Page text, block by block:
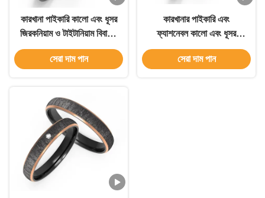
কারখানা পাইকারি কালো এবং ধূসর
জিরকনিয়াম ও টাইটানিয়াম বিবাহের
আংটি এবং পুরুষের গয়না বিবর্ণতা
ছাড়াই পুরুষদের বিবাহের আংটি
সেরা দাম পান
কারখানার পাইকারি এবং
ফ্যাশনেবল কালো এবং ধূসর
জিরকোনিয়াম ও টাইটানিয়াম
বিবাহের ব্যান্ড এবং পুরুষদের গহনা,
সেরা দাম পান